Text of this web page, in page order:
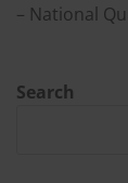
– National
Search